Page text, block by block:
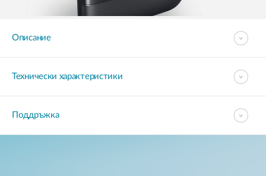
Описание
Технически характеристики
Поддръжка